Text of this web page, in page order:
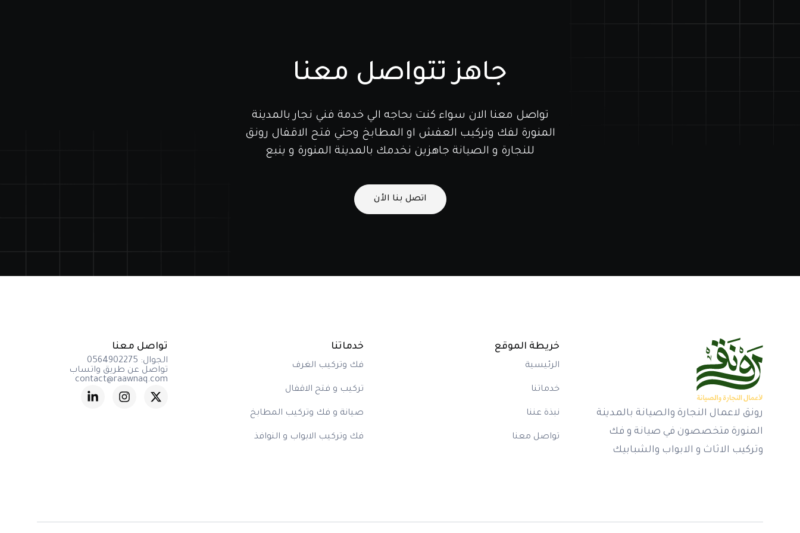
جاهز تتواصل معنا
تواصل معنا الان سواء كنت بحاجه الي خدمة فني نجار بالمدينة
المنورة لفك وتركيب العفش او المطابخ وحتي فتح الاقفال رونق
للنجارة و الصيانة جاهزين نخدمك بالمدينة المنورة و ينبع
اتصل بنا الأن
رونق لاعمال النجارة والصيانة بالمدينة
المنورة متخصصون في صيانة و فك
وتركيب الاثاث و الابواب والشبابيك
خريطة الموقع
الرئيسية
خدماتنا
نبذة عننا
تواصل معنا
خدماتنا
فك وتركيب الغرف
تركيب و فتح الاقفال
صيانة و فك وتركيب المطابخ
فك وتركيب الابواب و النوافذ
تواصل معنا
الجوال: 0564902275
تواصل عن طريق واتساب
contact@raawnaq.com